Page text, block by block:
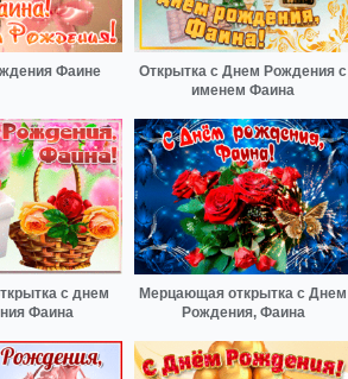
Фаине
Открытка с Днем Рождения с
именем Фаина
с днем
Фаина
Мерцающая открытка с Днем
Рождения, Фаина